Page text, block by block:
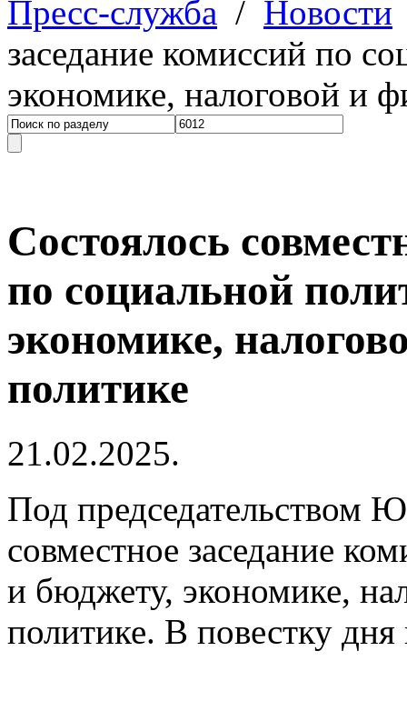
Пресс-служба / Новости
заседание комиссий по
экономике, налоговой и
Состоялось
по социальной
экономике,
политике
21.02.2025.
Под председательством
совместное заседание
и бюджету, экономике,
политике. В повестку